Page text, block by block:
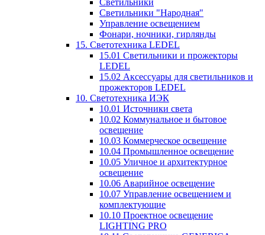
Светильники
Светильники "Народная"
Управление освещением
Фонари, ночники, гирлянды
15. Светотехника LEDEL
15.01 Светильники и прожекторы
LEDEL
15.02 Аксессуары для светильников и
прожекторов LEDEL
10. Светотехника ИЭК
10.01 Источники света
10.02 Коммунальное и бытовое
освещение
10.03 Коммерческое освещение
10.04 Промышленное освещение
10.05 Уличное и архитектурное
освещение
10.06 Аварийное освещение
10.07 Управление освещением и
комплектующие
10.10 Проектное освещение
LIGHTING PRO